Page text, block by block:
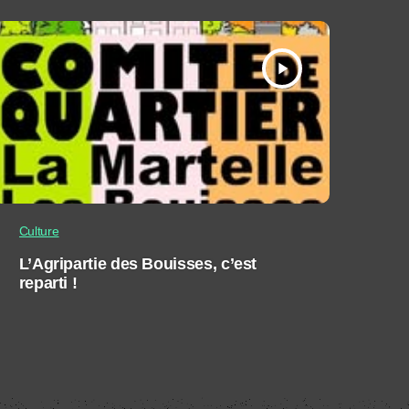
play_arrow
Culture
L’Agripartie des Bouisses, c’est
reparti !